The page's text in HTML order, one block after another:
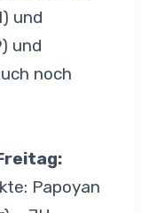
und
und
noch
Papoyan